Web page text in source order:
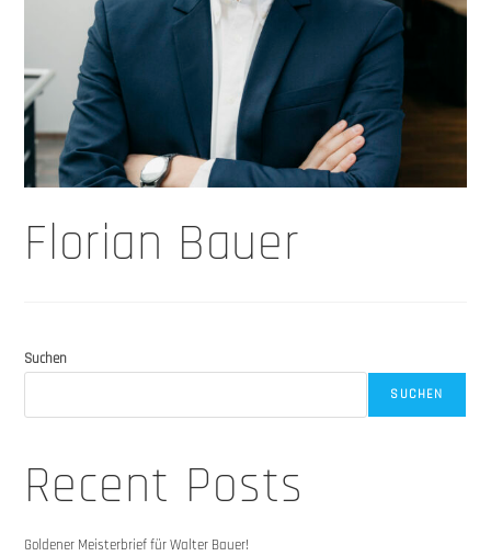
Florian Bauer
Suchen
SUCHEN
Recent Posts
Goldener Meisterbrief für Walter Bauer!